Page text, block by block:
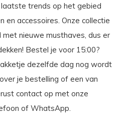
trends op het gebied
en accessoires. Onze collectie
nieuwe musthaves, dus er
Bestel je voor 15:00?
dezelfde dag nog wordt
je bestelling of een van
contact op met onze
of WhatsApp.